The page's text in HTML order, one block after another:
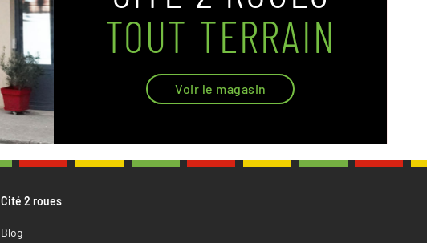
TOUT TERRAIN
Voir le magasin
Cité 2 roues
Blog